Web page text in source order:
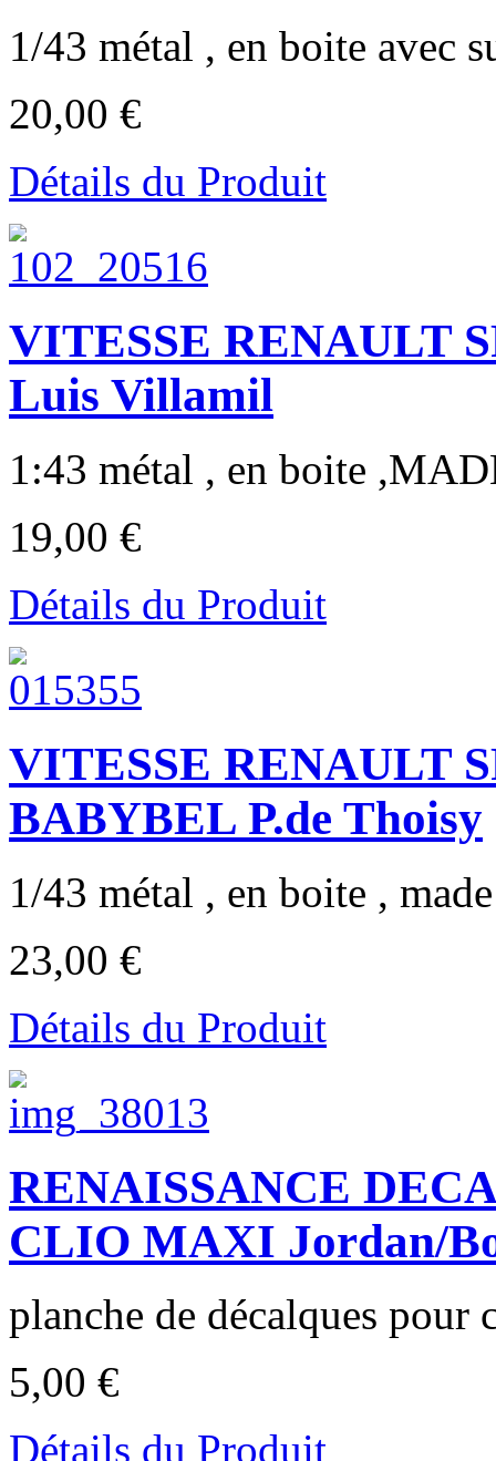
1/43 métal , en boite avec
20,00 €
Détails du Produit
VITESSE RENAULT
Luis Villamil
1:43 métal , en boite
19,00 €
Détails du Produit
VITESSE RENAULT
BABYBEL P.de Thoisy
1/43 métal , en boite ,
23,00 €
Détails du Produit
RENAISSANCE
CLIO MAXI Jordan/
planche de décalques pour
5,00 €
Détails du Produit